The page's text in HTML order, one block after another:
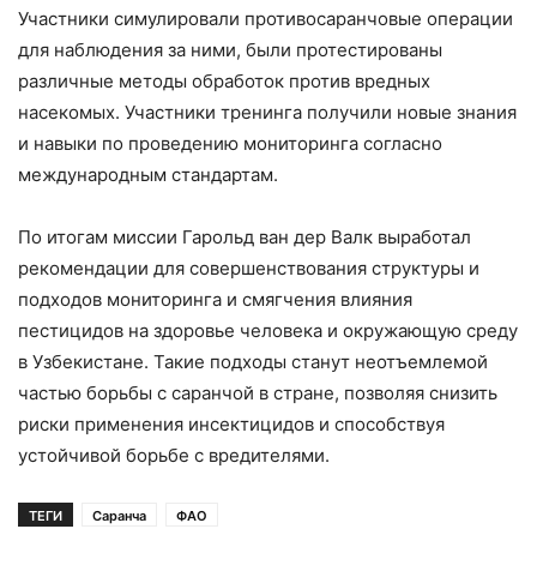
Участники симулировали противосаранчовые операции
для наблюдения за ними, были протестированы
различные методы обработок против вредных
насекомых. Участники тренинга получили новые знания
и навыки по проведению мониторинга согласно
международным стандартам.
По итогам миссии Гарольд ван дер Валк выработал
рекомендации для совершенствования структуры и
подходов мониторинга и смягчения влияния
пестицидов на здоровье человека и окружающую среду
в Узбекистане. Такие подходы станут неотъемлемой
частью борьбы с саранчой в стране, позволяя снизить
риски применения инсектицидов и способствуя
устойчивой борьбе с вредителями.
ТЕГИ Саранча ФАО